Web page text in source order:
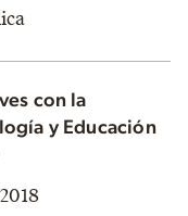
con la
y Educación